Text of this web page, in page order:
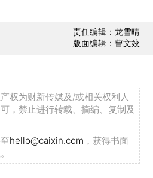
责任编辑：龙雪晴
版面编辑：曹文姣
权为财新传媒及/或相关权利人
，禁止进行转载、摘编、复制及
hello@caixin.com ，获得书面